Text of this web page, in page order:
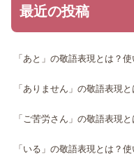
最近の投稿
「あと」の敬語表現とは？
「ありません」の敬語表現
「ご苦労さん」の敬語表現
「いる」の敬語表現とは？